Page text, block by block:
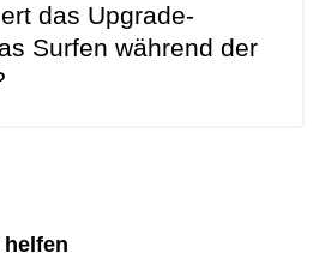
das Upgrade-
Surfen während der
helfen